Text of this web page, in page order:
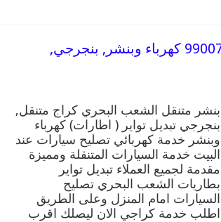
بنشر متنقل | كراج الشعب البحري 99007355 كهرباء وبنشر, بنجرجي,
بنشر متنقل الشعب البحري كراج متنقل,
بنجرجي تبديل تواير ( اطارات) كهرباء
وبنشر خدمة كهربائي تصليح سيارات عند
البيت خدمة السيارات المتنقلة ومميزة
مقدمة لجميع العملاء تبديل تواير
بطاريات الشعب البحري تصليح
السيارات امام المنزل وعلى الطريق
اطلب خدمة كراجي الان ليصلك اقرب